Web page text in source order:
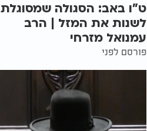
ט"ו באב: הסגולה שמסוגלת
לשנות את המזל | הרב
עמנואל מזרחי
פורסם לפני